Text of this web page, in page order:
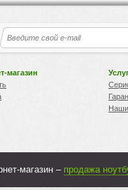
магазин
магазин – продажа